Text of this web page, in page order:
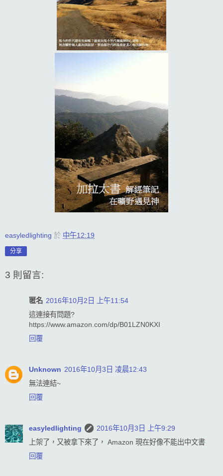
easyledlighting 於 中午12:19
分享
3 則留言:
匿名 2016年10月2日 上午11:54
這連接有問題?
https://www.amazon.com/dp/B01LZN0KXI
回覆
Unknown 2016年10月3日 凌晨12:43
無法連結~
回覆
easyledlighting
2016年10月3日 上午9:29
上架了，又被拿下來了， Amazon 現在好像不能出中文書
回覆